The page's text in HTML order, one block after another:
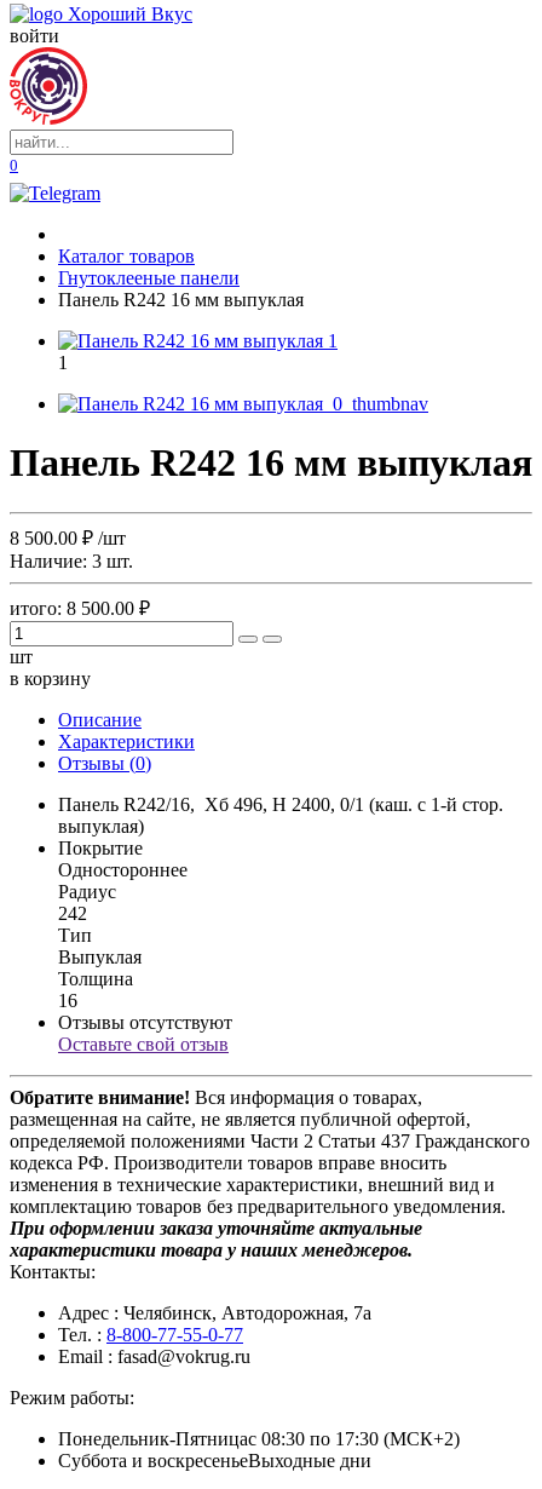
войти
0
Каталог товаров
Гнутоклееные панели
Панель R242 16 мм выпуклая
1
Панель R242 16 мм выпуклая
8 500.00 ₽ /шт
Наличие: 3 шт.
итого: 8 500.00 ₽
шт
в корзину
Описание
Характеристики
Отзывы (0)
Панель R242/16, Хб 496, Н 2400, 0/1 (каш. с 1-й стор.
выпуклая)
Покрытие
Одностороннее
Радиус
242
Тип
Выпуклая
Толщина
16
Отзывы отсутствуют
Оставьте свой отзыв
Обратите внимание! Вся информация о товарах,
размещенная на сайте, не является публичной офертой,
определяемой положениями Части 2 Статьи 437 Гражданского
кодекса РФ. Производители товаров вправе вносить
изменения в технические характеристики, внешний вид и
комплектацию товаров без предварительного уведомления.
При оформлении заказа уточняйте актуальные
характеристики товара у наших менеджеров.
Контакты:
Адрес : Челябинск, Автодорожная, 7а
Тел. : 8-800-77-55-0-77
Email : fasad@vokrug.ru
Режим работы:
Понедельник-Пятницас 08:30 по 17:30 (МСК+2)
Суббота и воскресеньеВыходные дни